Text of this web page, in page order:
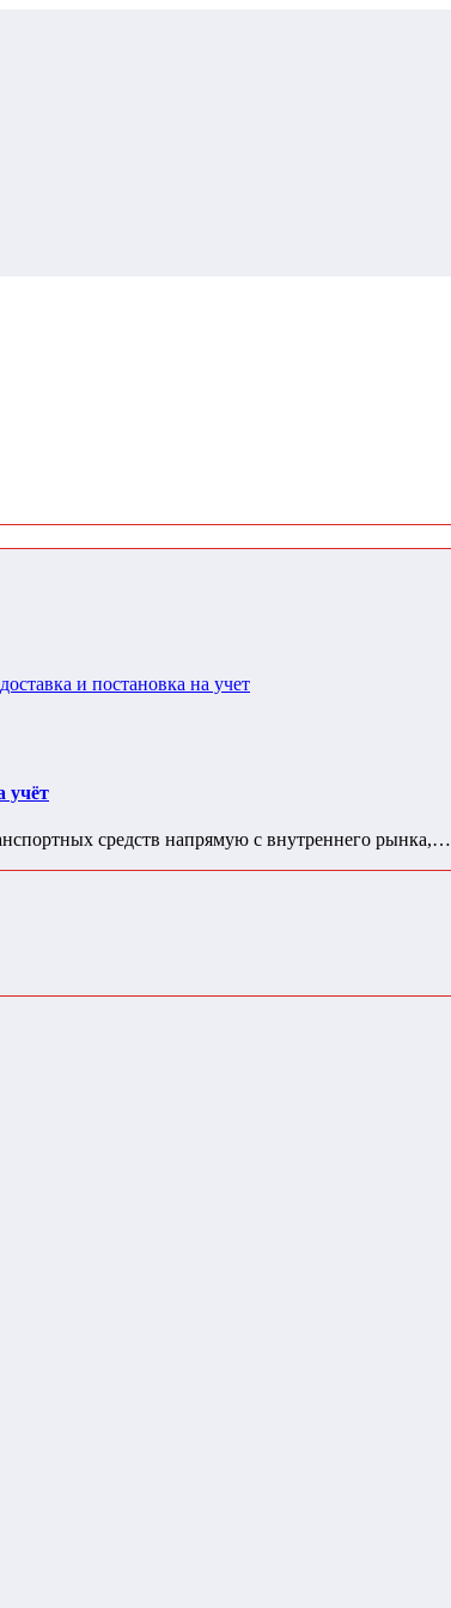
учёт
средств напрямую с внутреннего рынка,…